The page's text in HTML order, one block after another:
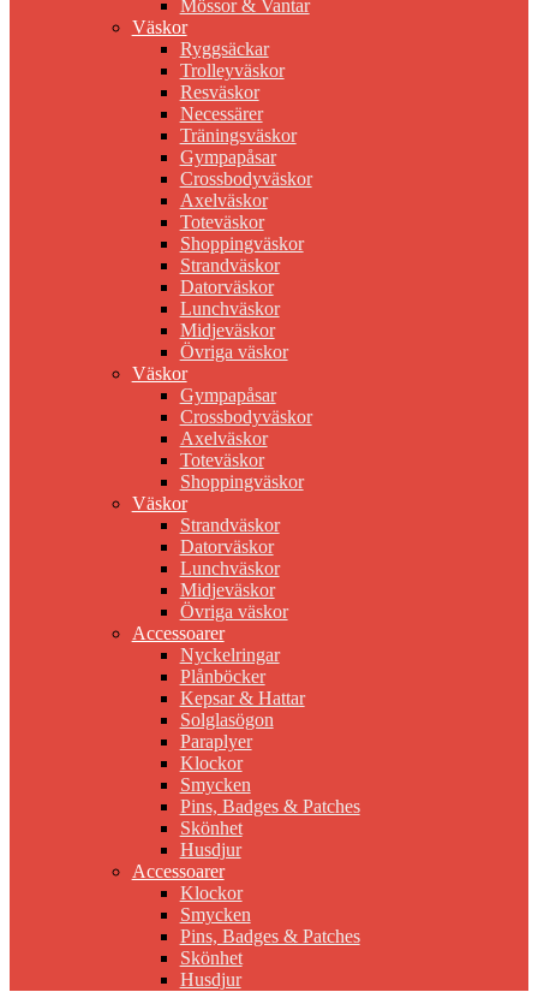
Mössor & Vantar
Väskor
Ryggsäckar
Trolleyväskor
Resväskor
Necessärer
Träningsväskor
Gympapåsar
Crossbodyväskor
Axelväskor
Toteväskor
Shoppingväskor
Strandväskor
Datorväskor
Lunchväskor
Midjeväskor
Övriga väskor
Väskor
Gympapåsar
Crossbodyväskor
Axelväskor
Toteväskor
Shoppingväskor
Väskor
Strandväskor
Datorväskor
Lunchväskor
Midjeväskor
Övriga väskor
Accessoarer
Nyckelringar
Plånböcker
Kepsar & Hattar
Solglasögon
Paraplyer
Klockor
Smycken
Pins, Badges & Patches
Skönhet
Husdjur
Accessoarer
Klockor
Smycken
Pins, Badges & Patches
Skönhet
Husdjur